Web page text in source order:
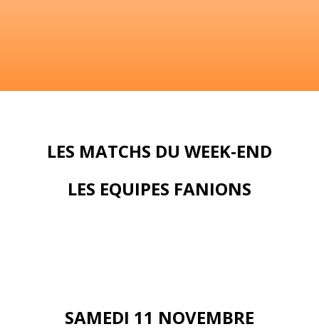
LES MATCHS DU WEEK-END
LES EQUIPES FANIONS
SAMEDI 11 NOVEMBRE